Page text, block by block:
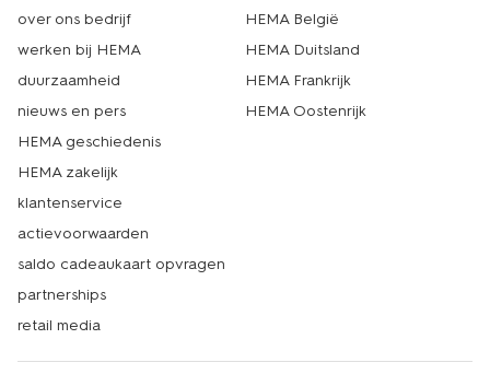
over ons bedrijf
werken bij HEMA
duurzaamheid
nieuws en pers
HEMA geschiedenis
HEMA zakelijk
klantenservice
actievoorwaarden
saldo cadeaukaart opvragen
partnerships
retail media
HEMA België
HEMA Duitsland
HEMA Frankrijk
HEMA Oostenrijk